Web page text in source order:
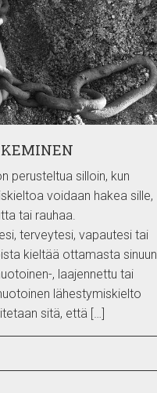
perusteltua silloin, kun
voidaan hakea sille,
tai rauhaa.
terveytesi, vapautesi tai
kieltää ottamasta sinuun
, laajennettu tai
lähestymiskielto
sitä, että […]